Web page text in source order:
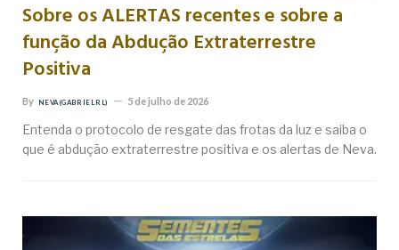
Sobre os ALERTAS recentes e sobre a
função da Abdução Extraterrestre
Positiva
By NEVA (GABRIEL RL) 5 de julho de 2026
Entenda o protocolo de resgate das frotas da luz e saiba o
que é abdução extraterrestre positiva e os alertas de Neva.